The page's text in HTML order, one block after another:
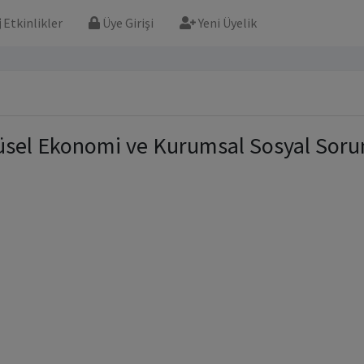
Etkinlikler Üye Girişi Yeni Üyelik
Ekonomi ve Kurumsal Sosyal